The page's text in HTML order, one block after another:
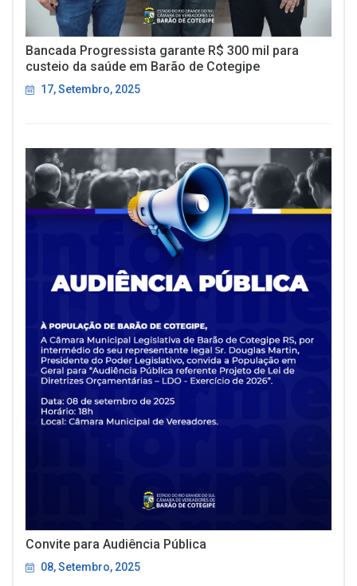
Bancada Progressista garante R$ 300 mil para
custeio da saúde em Barão de Cotegipe
17, Setembro, 2025
Convite para Audiência Pública
08, Setembro, 2025